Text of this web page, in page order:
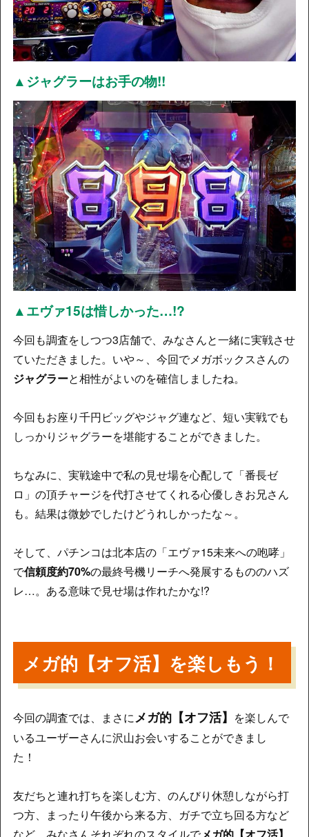
▲ジャグラーはお手の物!!
▲エヴァ15は惜しかった…!?
今回も調査をしつつ3店舗で、みなさんと一緒に実戦させ
ていただきました。いや～、今回でメガボックスさんの
ジャグラーと相性がよいのを確信しましたね。
今回もお座り千円ビッグやジャグ連など、短い実戦でも
しっかりジャグラーを堪能することができました。
ちなみに、実戦途中で私の見せ場を心配して「番長ゼ
ロ」の頂チャージを代打させてくれる心優しきお兄さん
も。結果は微妙でしたけどうれしかったな～。
そして、パチンコは北本店の「エヴァ15未来への咆哮」
で信頼度約70%の最終号機リーチへ発展するもののハズ
レ…。ある意味で見せ場は作れたかな!?
メガ的【オフ活】を楽しもう！
今回の調査では、まさにメガ的【オフ活】 を楽しんで
いるユーザーさんに沢山お会いすることができまし
た！
友だちと連れ打ちを楽しむ方、のんびり休憩しながら打
つ方、まったり午後から来る方、ガチで立ち回る方など